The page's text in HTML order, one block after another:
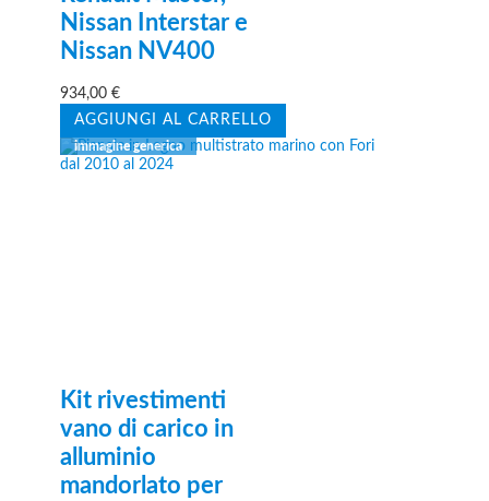
Nissan Interstar e
Nissan NV400
934,00€
AGGIUNGI AL CARRELLO
Kit rivestimenti
vano di carico in
alluminio
mandorlato per